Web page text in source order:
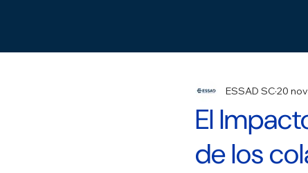
El
de los
ESSAD SC20